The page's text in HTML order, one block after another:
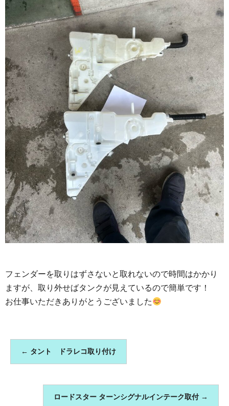
フェンダーを取りはずさないと取れないので時間はかかり
ますが、取り外せばタンクが見えているので簡単です！
お仕事いただきありがとうございました
← タント ドラレコ取り付け
ロードスター ターンシグナルインテーク取付 →